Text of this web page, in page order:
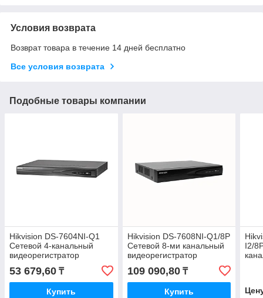
Условия возврата
Возврат товара в течение 14 дней бесплатно
Все условия возврата
Подобные товары компании
Hikvision DS-7604NI-Q1
Сетевой 4-канальный
видеорегистратор
53 679,60 ₸
Купить
Hikvision DS-7608NI-Q1/8P
Сетевой 8-ми канальный
видеорегистратор
109 090,80₸
Купить
I2/